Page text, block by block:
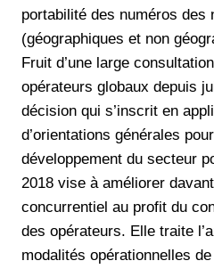
portabilité des numéros des
(géographiques et non
Fruit d’une large
opérateurs globaux depuis
décision qui s’inscrit en
d’orientations générales
développement du secteur
2018 vise à améliorer
concurrentiel au profit du
des opérateurs. Elle traite
modalités opérationnelles